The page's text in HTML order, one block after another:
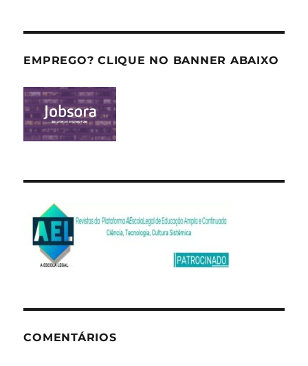
EMPREGO? CLIQUE NO BANNER ABAIXO
COMENTÁRIOS